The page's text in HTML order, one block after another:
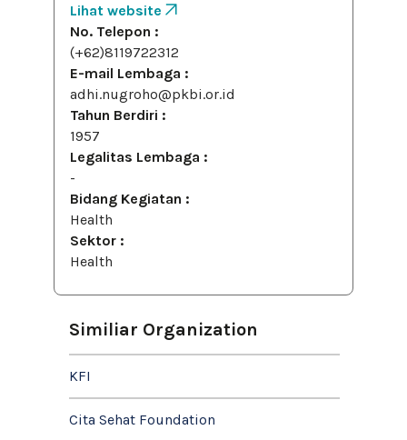
Lihat website
No. Telepon :
(+62)8119722312
E-mail Lembaga :
adhi.nugroho@pkbi.or.id
Tahun Berdiri :
1957
Legalitas Lembaga :
-
Bidang Kegiatan :
Health
Sektor :
Health
Similiar Organization
KFI
Cita Sehat Foundation